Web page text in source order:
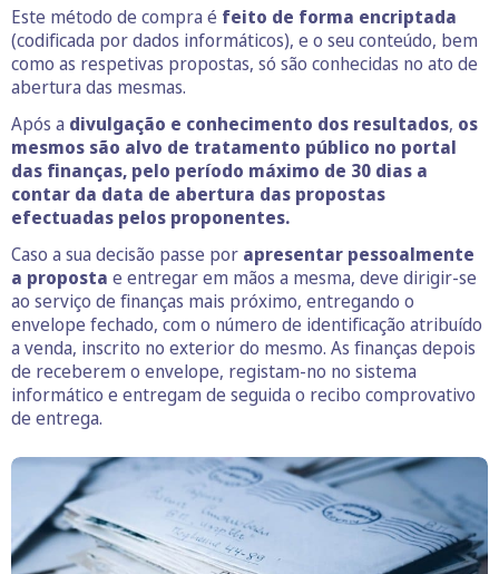
Este método de compra é feito de forma encriptada
(codificada por dados informáticos), e o seu conteúdo, bem
como as respetivas propostas, só são conhecidas no ato de
abertura das mesmas.
Após a divulgação e conhecimento dos resultados, os
mesmos são alvo de tratamento público no portal
das finanças, pelo período máximo de 30 dias a
contar da data de abertura das propostas
efectuadas pelos proponentes.
Caso a sua decisão passe por apresentar pessoalmente
a proposta e entregar em mãos a mesma, deve dirigir-se
ao serviço de finanças mais próximo, entregando o
envelope fechado, com o número de identificação atribuído
a venda, inscrito no exterior do mesmo. As finanças depois
de receberem o envelope, registam-no no sistema
informático e entregam de seguida o recibo comprovativo
de entrega.